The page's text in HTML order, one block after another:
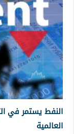
النفط يستمر في
العالمية